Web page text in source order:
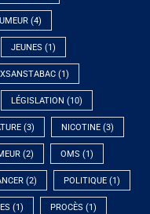
(4)
JEUNES (1)
(1)
LÉGISLATION (10)
(3) NICOTINE(3)
(2) OMS (1)
(2) POLITIQUE(1)
(1) PROCÈS (1)